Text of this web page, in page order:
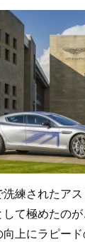
練されたア
て極めたのが
上にラピー